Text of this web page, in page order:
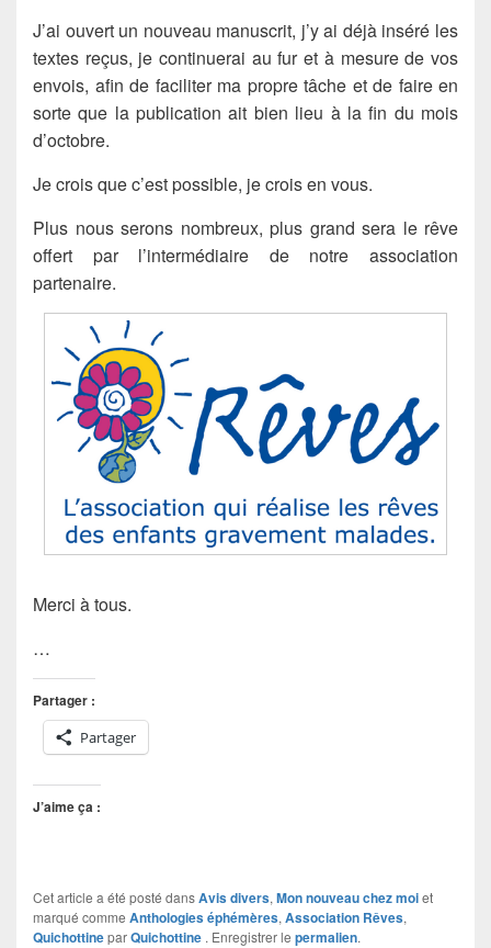
J’ai ouvert un nouveau manuscrit, j’y ai déjà inséré les
textes reçus, je continuerai au fur et à mesure de vos
envois, afin de faciliter ma propre tâche et de faire en
sorte que la publication ait bien lieu à la fin du mois
d’octobre.
Je crois que c’est possible, je crois en vous.
Plus nous serons nombreux, plus grand sera le rêve
offert par l’intermédiaire de notre association
partenaire.
Merci à tous.
…
Partager :
Partager
J’aime ça :
Cet article a été posté dansAvis divers, Mon nouveau chez moiet
marqué comme Anthologies éphémères, Association Rêves,
QuichottineparQuichottine . Enregistrer le permalien.